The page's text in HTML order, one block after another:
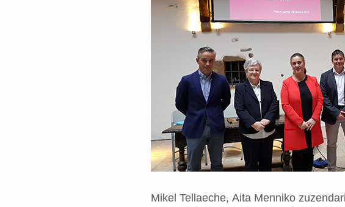
Mikel Tellaeche, Aita Menniko